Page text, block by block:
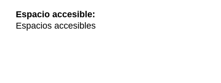
Espacio accesible:
Espacios accesibles